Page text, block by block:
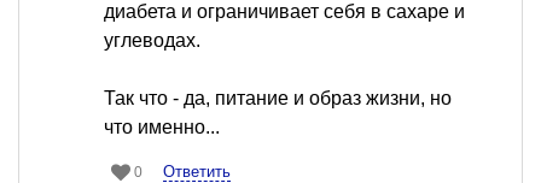
диабета и ограничивает себя в сахаре и
углеводах.
Так что - да, питание и образ жизни, но
что именно...
0 Ответить